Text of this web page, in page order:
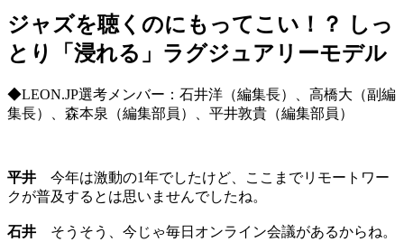
ジャズを聴くのにもってこい！？ しっ
とり「浸れる」ラグジュアリーモデル
◆LEON.JP選考メンバー：石井洋（編集長）、高橋大（副編
集長）、森本泉（編集部員）、平井敦貴（編集部員）
平井 今年は激動の1年でしたけど、ここまでリモートワー
クが普及するとは思いませんでしたね。
石井 そうそう、今じゃ毎日オンライン会議があるからね。